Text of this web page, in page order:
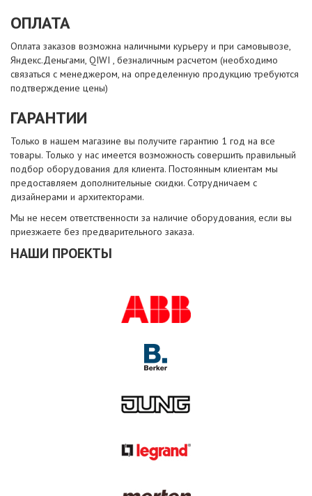
ОПЛАТА
Оплата заказов возможна наличными курьеру и при самовывозе,
Яндекс.Деньгами, QIWI , безналичным расчетом (необходимо
связаться с менеджером, на определенную продукцию требуются
подтверждение цены)
ГАРАНТИИ
Только в нашем магазине вы получите гарантию 1 год на все
товары. Только у нас имеется возможность совершить правильный
подбор оборудования для клиента. Постоянным клиентам мы
предоставляем дополнительные скидки. Сотрудничаем с
дизайнерами и архитекторами.
Мы не несем ответственности за наличие оборудования, если вы
приезжаете без предварительного заказа.
НАШИ ПРОЕКТЫ